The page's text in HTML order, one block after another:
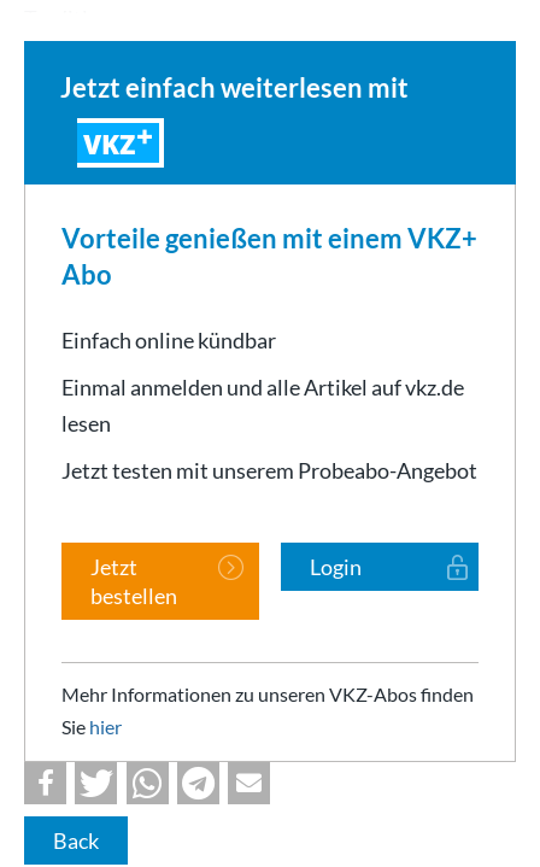
Jetzt einfach weiterlesen mit
VKZ
Vorteile genießen mit einem VKZ+
Abo
Einfach online kündbar
Einmal anmelden und alle Artikel auf vkz.de
lesen
Jetzt testen mit unserem Probeabo-Angebot
Jetzt
bestellen
Login
Mehr Informationen zu unseren VKZ-Abos finden
Sie hier
Back